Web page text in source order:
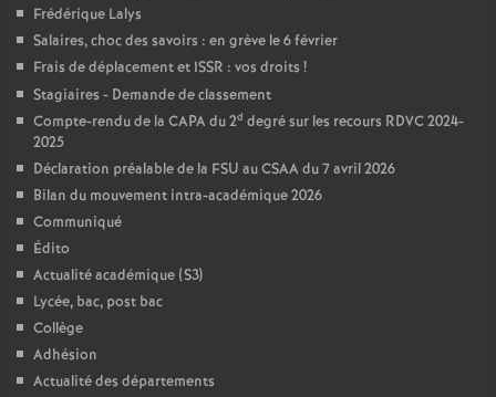
Frédérique Lalys
Salaires, choc des savoirs : en grève le 6 février
Frais de déplacement et ISSR : vos droits !
Stagiaires - Demande de classement
Compte-rendu de la CAPA du 2d degré sur les recours RDVC 2024-
2025
Déclaration préalable de la FSU au CSAA du 7 avril 2026
Bilan du mouvement intra-académique 2026
Communiqué
Édito
Actualité académique (S3)
Lycée, bac, post bac
Collège
Adhésion
Actualité des départements